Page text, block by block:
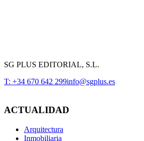
SG PLUS EDITORIAL, S.L.
T: +34 670 642 299info@sgplus.es
ACTUALIDAD
Arquitectura
Inmobiliaria